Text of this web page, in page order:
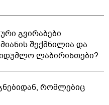
გვირაბები
შექმნილია და
ლაბირინთები?
რომლებიც